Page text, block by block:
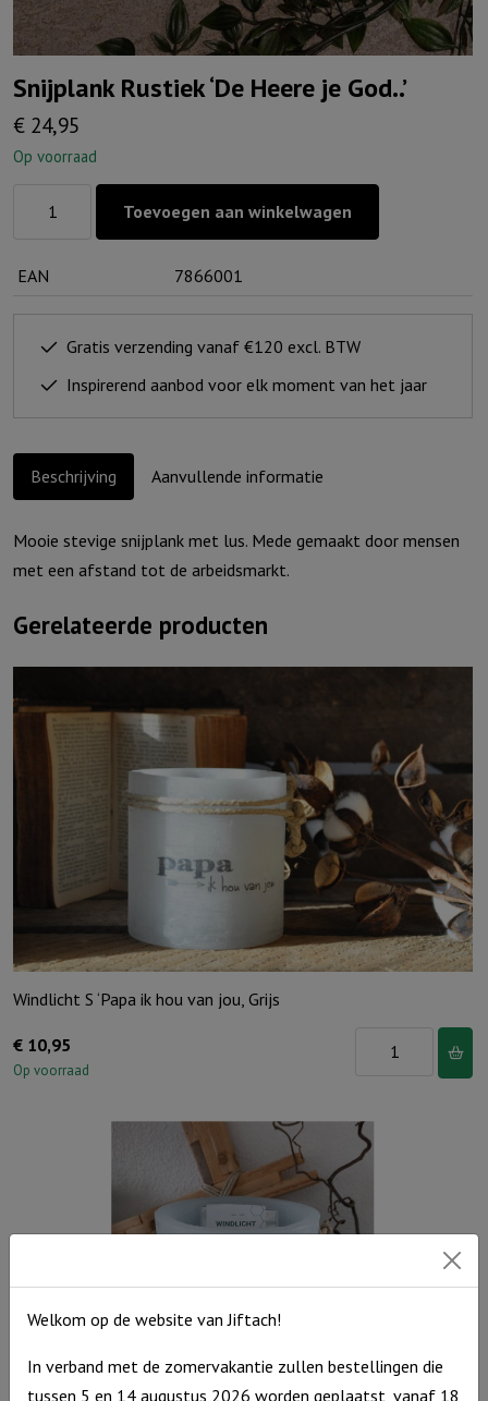
Snijplank Rustiek ‘De Heere je God..’
€ 24,95
Op voorraad
Heere
je
God..'
Toevoegen aan winkelwagen
EAN 7866001
Gratis verzending vanaf €120 excl. BTW
Inspirerend aanbod voor elk moment van het jaar
Beschrijving Aanvullende informatie
Mooie stevige snijplank met lus. Mede gemaakt door mensen
met een afstand tot de arbeidsmarkt.
Gerelateerde producten
Windlicht S ‘Papa ik hou van jou, Grijs
€ 10,95
Op voorraad
Windlicht
ik
hou
jou,
Welkom op de website van Jiftach!
In verband met de zomervakantie zullen bestellingen die
tussen 5 en 14 augustus 2026 worden geplaatst, vanaf 18